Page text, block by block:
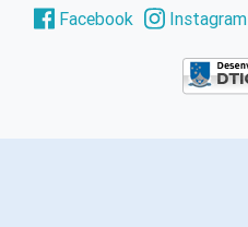
Facebook Instagram